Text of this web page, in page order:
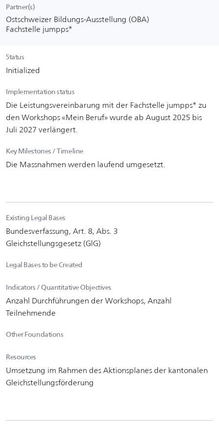
Partner(s)
Ostschweizer Bildungs-Ausstellung (OBA)
Fachstelle jumpps*
Status
Initialized
Implementation status
Die Leistungsvereinbarung mit der Fachstelle jumpps* zu
den Workshops «Mein Beruf» wurde ab August 2025 bis
Juli 2027 verlängert.
Key Milestones / Timeline
Die Massnahmen werden laufend umgesetzt.
Existing Legal Bases
Bundesverfassung, Art. 8, Abs. 3
Gleichstellungsgesetz (GlG)
Legal Bases to be Created
Indicators / Quantitative Objectives
Anzahl Durchführungen der Workshops, Anzahl
Teilnehmende
Other Foundations
Resources
Umsetzung im Rahmen des Aktionsplanes der kantonalen
Gleichstellungsförderung